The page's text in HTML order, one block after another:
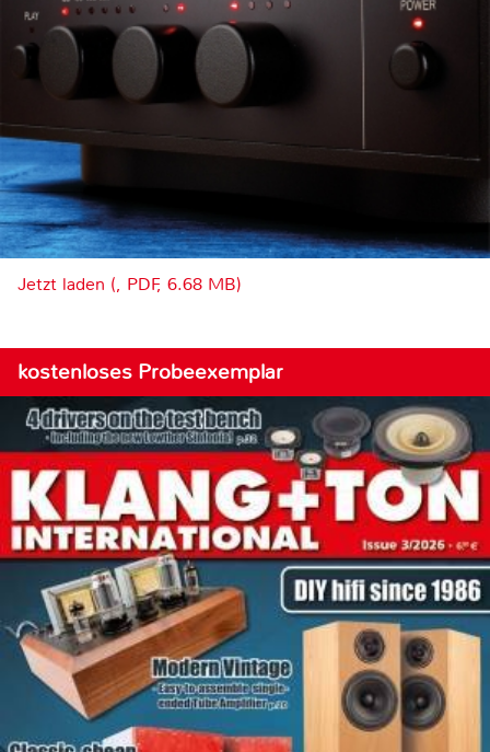
Jetzt laden (, PDF, 6.68 MB)
kostenloses Probeexemplar